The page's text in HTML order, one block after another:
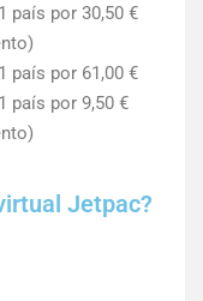
país por 30,50 €
país por 61,00 €
país por 9,50 €
Jetpac?